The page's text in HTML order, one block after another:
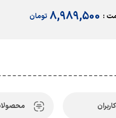
:
8,989,500 تومان